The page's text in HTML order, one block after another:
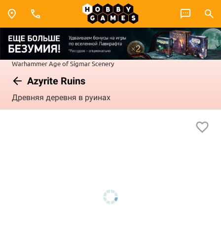
WarhammerAge of SigmarScenery
Azyrite Ruins
Древняя деревня в руинах